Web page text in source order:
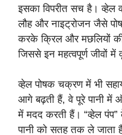
इसका विपरीत सच है। व्हेल
लौह और नाइट्रोजन जैसे
करके क्रिल और मछलियों
जिससे इन महत्वपूर्ण जीवों में
व्हेल पोषक चक्रण में भी
आगे बढ़ती हैं, वे पूरे पानी में
में मदद करती हैं। “व्हेल
पानी को सतह तक ले जाता